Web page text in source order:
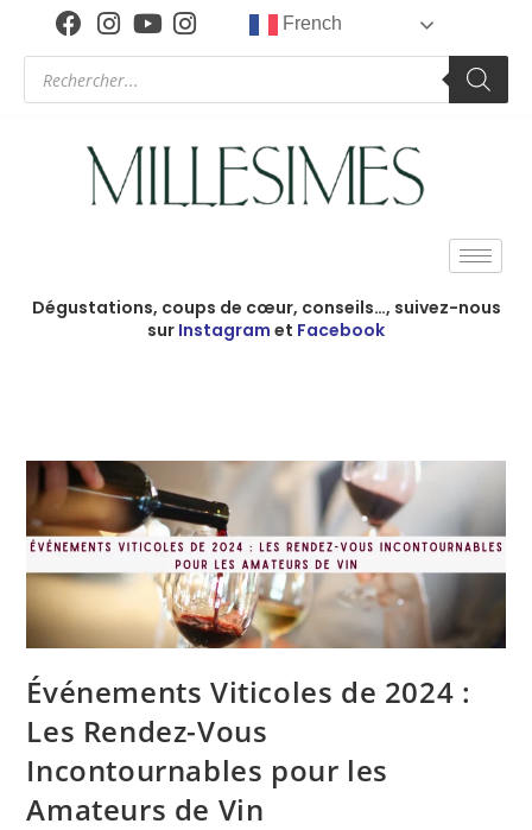
French
Dégustations, coups de cœur, conseils…, suivez-nous
sur Instagram et Facebook
Événements Viticoles de 2024 :
Les Rendez-Vous
Incontournables pour les
Amateurs de Vin